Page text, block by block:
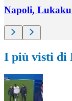
Napoli, Lukaku
I più visti di